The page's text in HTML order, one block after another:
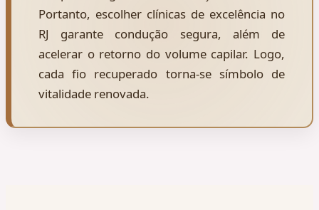
Portanto, escolher clínicas de excelência no
RJ garante condução segura, além de
acelerar o retorno do volume capilar. Logo,
cada fio recuperado torna-se símbolo de
vitalidade renovada.